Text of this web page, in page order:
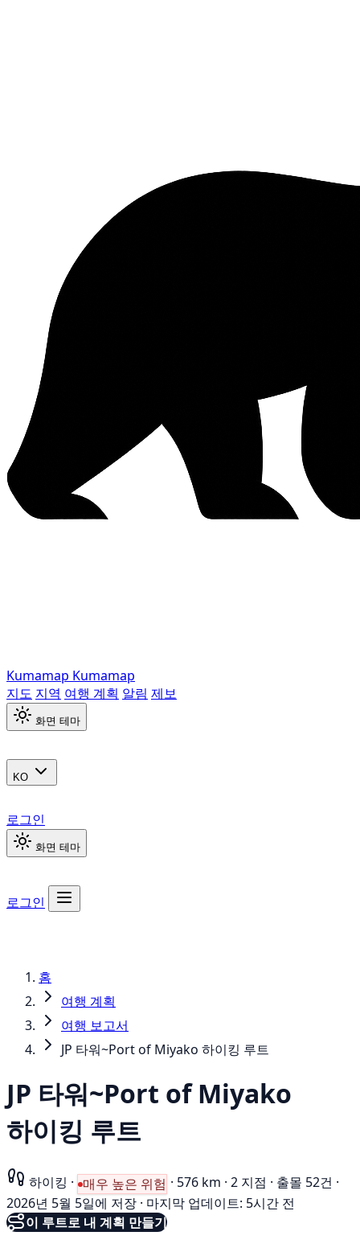
Kumamap Kumamap
지도 지역 여행 계획 알림 제보
화면 테마
KO
로그인
화면 테마
로그인
홈
여행 계획
여행 보고서
JP 타워~Port of Miyako 하이킹 루트
JP 타워~Port of Miyako
하이킹 루트
하이킹 · 매우 높은 위험 · 576 km · 2 지점 · 출몰 52건 ·
2026년 5월 5일에 저장 · 마지막 업데이트: 5시간 전
이 루트로 내 계획 만들기